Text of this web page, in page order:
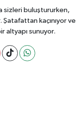
sizleri buluştururken,
kaçınıyor ve
altyapı sunuyor.